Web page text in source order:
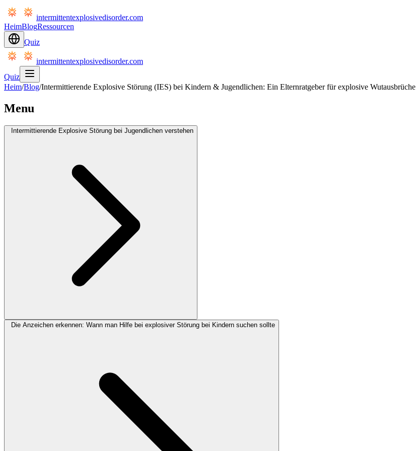
intermittentexplosivedisorder.com
HeimBlogRessourcen
Quiz
intermittentexplosivedisorder.com
Quiz
Heim/Blog/Intermittierende Explosive Störung (IES) bei Kindern & Jugendlichen: Ein Elternratgeber für explosive Wutausbrüche
Menu
Intermittierende Explosive Störung bei Jugendlichen verstehen
Die Anzeichen erkennen: Wann man Hilfe bei explosiver Störung bei Kindern suchen sollte